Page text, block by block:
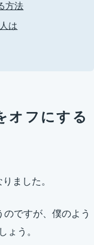
方法
は
オフにする
ました。
ですが、僕のよう
ょう。